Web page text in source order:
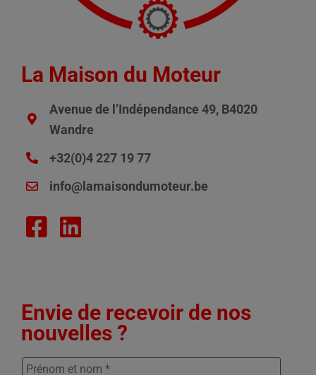
La Maison du Moteur
Avenue de l’Indépendance 49, B4020
Wandre
+32(0)4 227 19 77
info@lamaisondumoteur.be
Envie de recevoir de nos
nouvelles ?